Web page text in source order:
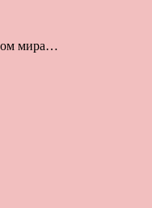
мира…